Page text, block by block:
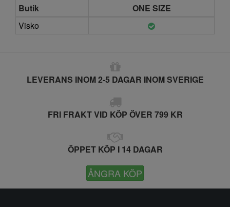
Butik
ONE SIZE
Visko
LEVERANS INOM 2-5 DAGAR INOM SVERIGE
FRI FRAKT VID KÖP ÖVER 799 KR
ÖPPET KÖP I 14 DAGAR
ÅNGRA KÖP